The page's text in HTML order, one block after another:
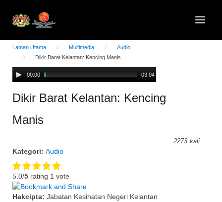
Laman Utama Multimedia
Audio
Dikir Barat Kelantan: Kencing Manis
Audio
Player
00:00 03:04
Dikir Barat Kelantan: Kencing
Manis
2273
Kategori: Audio
5.0/5 rating 1 vote
Hakcipta: Jabatan Kesihatan Negeri Kelantan